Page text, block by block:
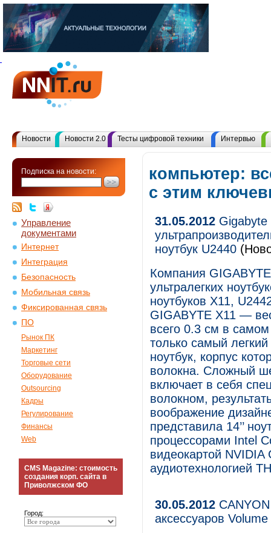
Новости Новости 2.0 Тесты цифровой техники Интервью
Подписка на новости:
Управление
документами
Интернет
Интеграция
Безопасность
Мобильная связь
Фиксированная связь
ПО
Рынок ПК
Маркетинг
Торговые сети
Оборудование
Outsourcing
Кадры
Регулирование
Финансы
Web
CMS Magazine: стоимость
создания корп. сайта в
Приволжском ФО
Город:
компьютер:
с этим
31.05.2012 Gigabyte
ноутбук U2440
Компания
ультралегких
ноутбуков X11,
GIGABYTE X11 —
всего 0.3 см в
только самый
ноутбук, корпус
волокна. Сложный
включает в себя
волокном,
воображение
представила 14’’
процессорами Intel
видеокартой
аудиотехнологией
30.05.2012
аксессуаров Volume